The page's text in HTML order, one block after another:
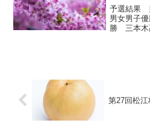
予選結果
男女男子
勝 三本木
第27回松江